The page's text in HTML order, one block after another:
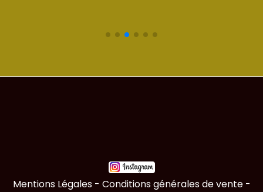
Mentions Légales Conditions générales de vente